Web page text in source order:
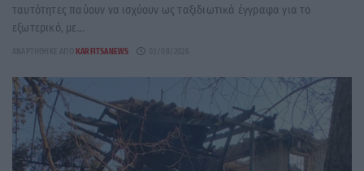
ταυτότητες παύουν να ισχύουν ως ταξιδιωτικά έγγραφα για το
εξωτερικό, με...
ΑΝΑΡΤΉΘΗΚΕ ΑΠΌ KARFITSANEWS